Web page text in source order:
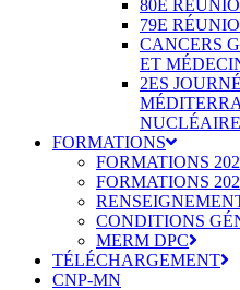
80E
79E
CANCERS
ET
2ES
NUCLÉAIRE
FORMATIONS
FORMATIONS
FORMATIONS
CONDITIONS
MERM DPC
TÉLÉCHARGEMENT
CNP-MN